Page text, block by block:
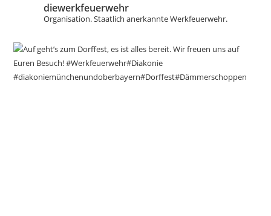
diewerkfeuerwehr
Organisation.Staatlich anerkannte Werkfeuerwehr.